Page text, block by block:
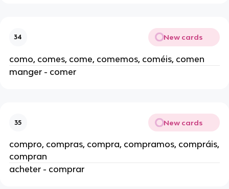
34 New cards
como, comes, come, comemos, coméis, comen
manger - comer
35 New cards
compro, compras, compra, compramos, compráis,
compran
acheter - comprar